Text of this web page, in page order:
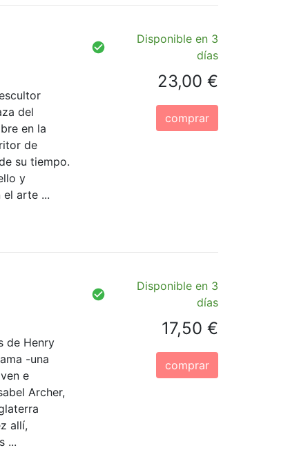
del
en la
de
su tiempo.
y
el arte ...
Disponible en 3
días
23,00 €
comprar
de Henry
-una
e
Archer,
allí,
...
Disponible en 3
días
17,50 €
comprar